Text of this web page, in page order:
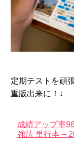
定期テストを頑
重版出来に！↓
成績アップ率
強法 単行本 –